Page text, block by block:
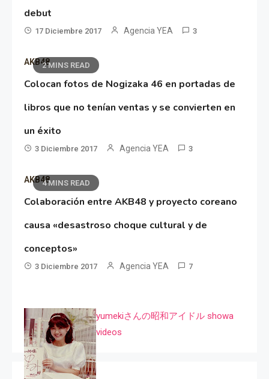
debut
17 Diciembre 2017 Agencia YEA 3
2 MINS READ
AKB48
Colocan fotos de Nogizaka 46 en portadas de
libros que no tenían ventas y se convierten en
un éxito
3 Diciembre 2017 Agencia YEA 3
4 MINS READ
AKB48
Colaboración entre AKB48 y proyecto coreano
causa «desastroso choque cultural y de
conceptos»
3 Diciembre 2017 Agencia YEA 7
yumekiさんの昭和アイドル showa
videos